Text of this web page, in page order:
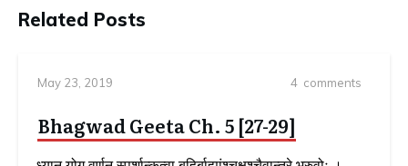
Related Posts
May 23, 2019 4 comments
Bhagwad Geeta Ch. 5 [27-29]